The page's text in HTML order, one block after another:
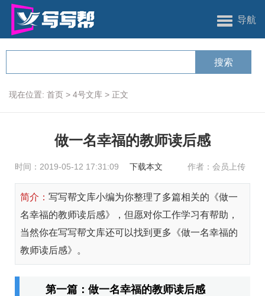
导航
现在位置: 首页 > 4号文库 > 正文
做一名幸福的教师读后感
时间：2019-05-12 17:31:09 下载本文 作者：会员上传
简介： 写写帮文库小编为你整理了多篇相关的《做一
名幸福的教师读后感》，但愿对你工作学习有帮助，
当然你在写写帮文库还可以找到更多《做一名幸福的
教师读后感》。
第一篇：做一名幸福的教师读后感